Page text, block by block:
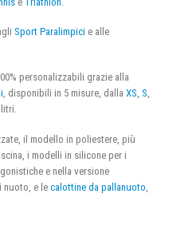
Sport Paralimpici e alle
personalizzabili grazie alla
, disponibili in 5 misure, dalla XS, S,
litri.
il modello in poliestere, più
i modelli in silicone per i
e nella versione
nuoto, e le calottine da pallanuoto